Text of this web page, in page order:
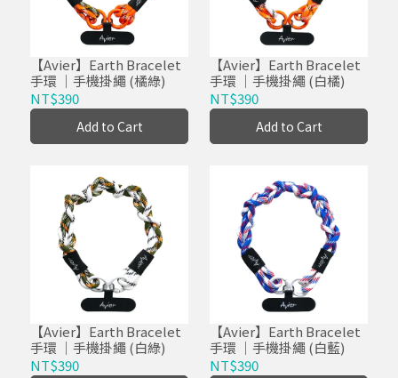
【Avier】Earth Bracelet
手環 ｜手機掛繩 (橘綠)
NT$390
Add to Cart
【Avier】Earth Bracelet
手環 ｜手機掛繩 (白橘)
NT$390
Add to Cart
【Avier】Earth Bracelet
手環 ｜手機掛繩 (白綠)
NT$390
【Avier】Earth Bracelet
手環 ｜手機掛繩 (白藍)
NT$390